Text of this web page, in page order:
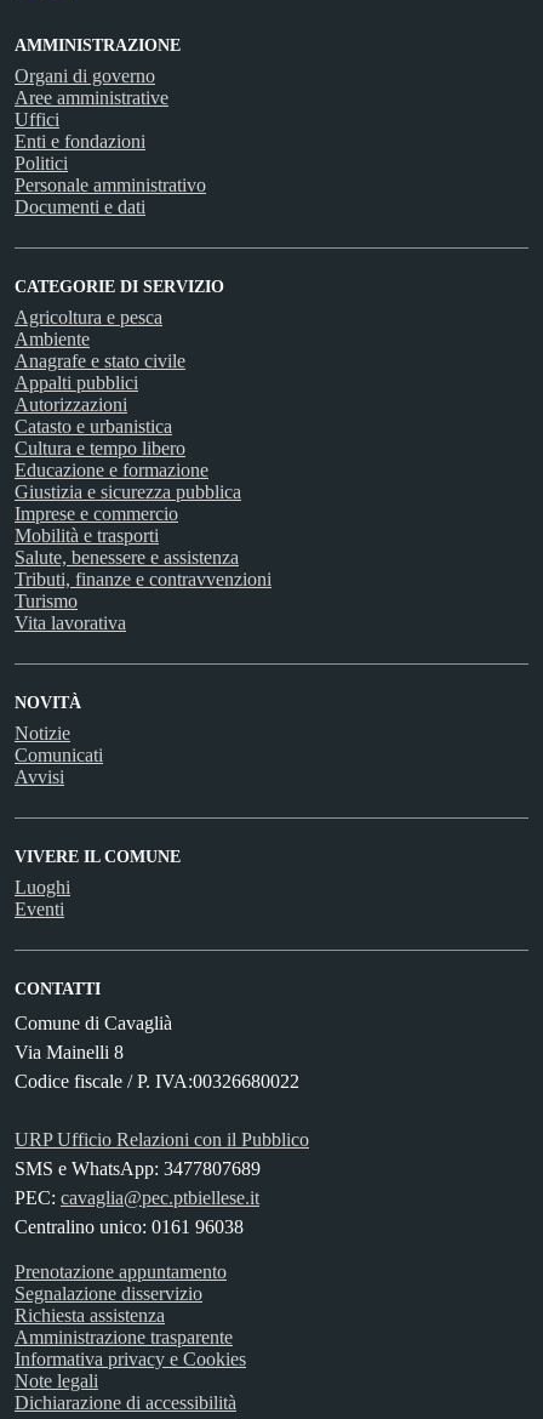
AMMINISTRAZIONE
Organi di governo
Aree amministrative
Uffici
Enti e fondazioni
Politici
Personale amministrativo
Documenti e dati
CATEGORIE DI SERVIZIO
Agricoltura e pesca
Ambiente
Anagrafe e stato civile
Appalti pubblici
Autorizzazioni
Catasto e urbanistica
Cultura e tempo libero
Educazione e formazione
Giustizia e sicurezza pubblica
Imprese e commercio
Mobilità e trasporti
Salute, benessere e assistenza
Tributi, finanze e contravvenzioni
Turismo
Vita lavorativa
NOVITÀ
Notizie
Comunicati
Avvisi
VIVERE IL COMUNE
Luoghi
Eventi
CONTATTI
Comune di Cavaglià
Via Mainelli 8
Codice fiscale / P. IVA:00326680022
URP Ufficio Relazioni con il Pubblico
SMS e WhatsApp: 3477807689
PEC: cavaglia@pec.ptbiellese.it
Centralino unico: 0161 96038
Prenotazione appuntamento
Segnalazione disservizio
Richiesta assistenza
Amministrazione trasparente
Informativa privacy e Cookies
Note legali
Dichiarazione di accessibilità